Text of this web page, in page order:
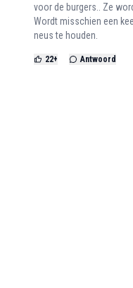
voor de burgers.. Ze
Wordt misschien een
neus te houden.
22+ Antwoord